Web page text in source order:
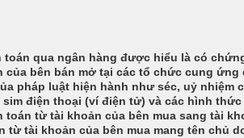
toán qua ngân hàng được hiểu là có
của bên bán mở tại các tổ chức cung
pháp luật hiện hành như séc, uỷ nhiệm
điện thoại (ví điện tử) và các hình
toán từ tài khoản của bên mua sang tài
từ tài khoản của bên mua mang tên chủ